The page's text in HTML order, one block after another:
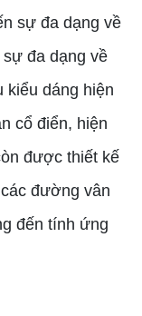
sự đa dạng về
đa dạng về
kiểu dáng hiện
cổ điển, hiện
được thiết kế
đường vân
đến tính ứng